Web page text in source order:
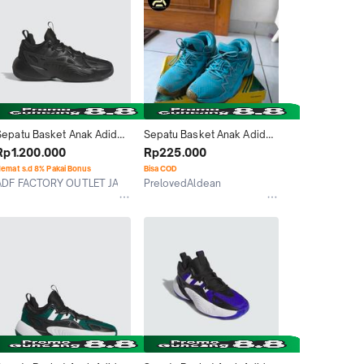
Basket Anak Adidas
Unlimited 2 J IG6695
s.d 8% Pakai Bonus
FACTORY OUTLET JABABEKA
Sepatu Basket Anak Adidas
D. O. N Issue 2J
Rp225.000
Bisa COD
PrelovedAldean